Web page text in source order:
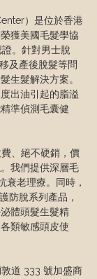
）是位於香港
獲美國毛髮學協
。針對男士脫
及產後脫髮等問
生髮解決方案。
出油引起的脂溢
準偵測毛囊健
、絕不硬銷，價
我們提供深層毛
衰老理療。同時，
防脫系列產品，
體頭髮生髮精
類敏感頭皮使
道 333 號加盛商